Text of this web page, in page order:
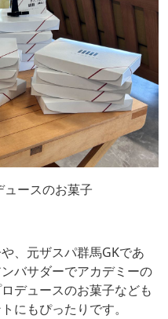
ースのお菓子
、元ザスパ群馬GKであ
バサダーでアカデミーの
デュースのお菓子なども
にもぴったりです。